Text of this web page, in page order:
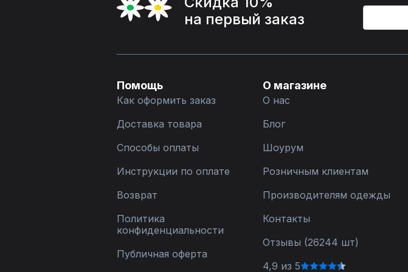
на первый заказ
Помощь
Как оформить заказ
Доставка товара
Способы оплаты
Инструкции по оплате
Возврат
Политика
конфиденциальности
Публичная оферта
О магазине
О нас
Блог
Шоурум
Розничным клиентам
Производителям одежды
Контакты
Отзывы (26244 шт)
4,9 из 5